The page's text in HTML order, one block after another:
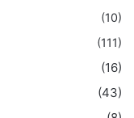
(10)
(111)
(16)
(43)